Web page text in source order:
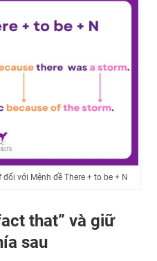
với Mệnh đề There + to be + N
that” và giữ
sau